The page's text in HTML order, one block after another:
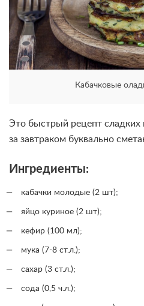
Кабачковые
Это быстрый рецепт сладких
за завтраком буквально
Ингредиенты:
кабачки молодые (2 шт);
яйцо куриное (2 шт);
кефир (100 мл);
мука (7-8 ст.л.);
сахар (3 ст.л.);
сода (0,5 ч.л.);